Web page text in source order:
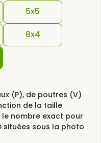
5x5
8x4
(P), de poutres (V)
de la taille
le nombre exact pour
situées sous la photo